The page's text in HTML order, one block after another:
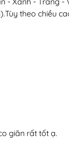
theo chiều
giãn rất tốt ạ.